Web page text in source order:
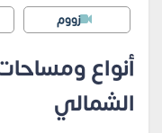
زووم
أنواع
الشمالي